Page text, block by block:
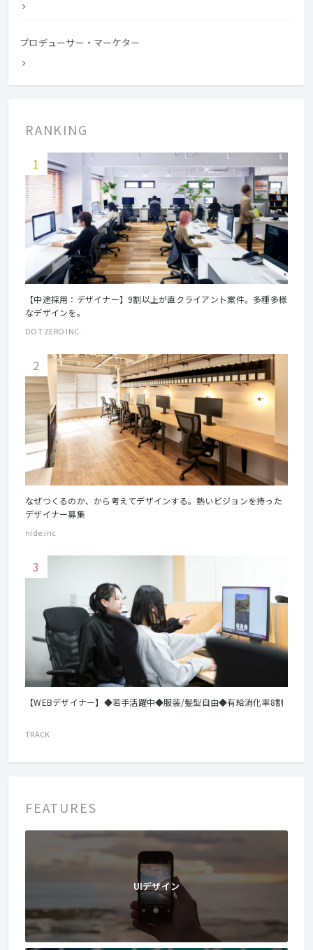
プロデューサー・マーケター
RANKING
1
【中途採用：デザイナー】9割以上が直クライアント案件。多種多様
なデザインを。
DOT ZERO INC.
2
なぜつくるのか、から考えてデザインする。熱いビジョンを持った
デザイナー募集
nide.inc
3
【WEBデザイナー】◆若手活躍中◆服装/髪型自由◆有給消化率8割
TRACK
FEATURES
UIデザイン